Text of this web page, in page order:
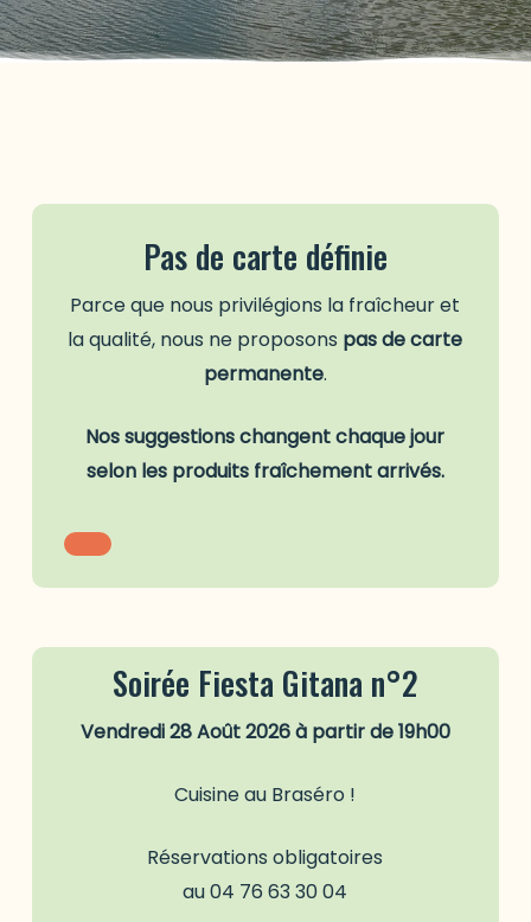
Pas de carte définie
Parce que nous privilégions la fraîcheur et
la qualité, nous ne proposons pas de carte
permanente.
Nos suggestions changent chaque jour
selon les produits fraîchement arrivés.
Soirée Fiesta Gitana n°2
Vendredi 28 Août 2026 à partir de 19h00
Cuisine au Braséro !
Réservations obligatoires
au 04 76 63 30 04